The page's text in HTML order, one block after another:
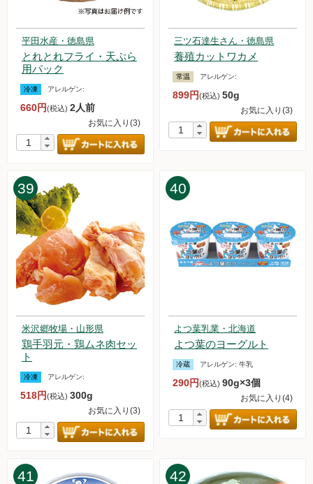
平田水産・徳島県
とれとれフライ・天ぷら
用パック
冷凍 アレルゲン:
660円(税込) 2人前
お気に入り(3)
三ツ石達生さん・徳島県
養殖カットワカメ
常温 アレルゲン:
899円(税込)50g
お気に入り(3)
39
米沢郷牧場・山形県
鶏手羽元・鶏ムネ肉セッ
ト
冷凍 アレルゲン:
518円(税込) 300g
お気に入り(3)
40
よつ葉乳業・北海道
よつ葉のヨーグルト
冷蔵 アレルゲン:牛乳
290円(税込)90g×3個
お気に入り(4)
41 42